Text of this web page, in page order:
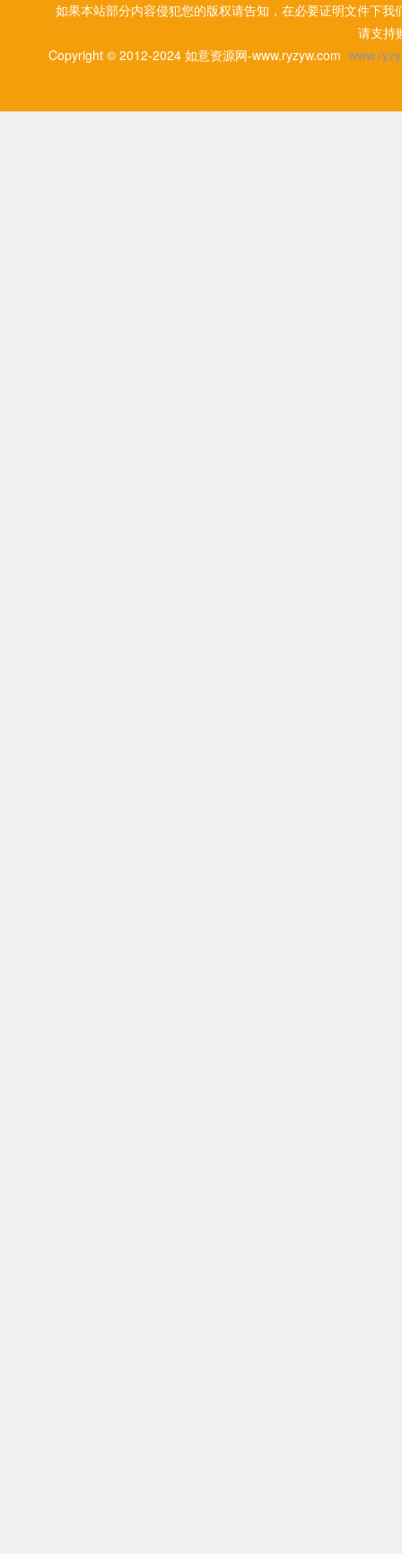
如果本站部分内容侵犯您的版权请告知，在必要证明文件下
请支持
Copyright © 2012-2024 如意资源网-www.ryzyw.com